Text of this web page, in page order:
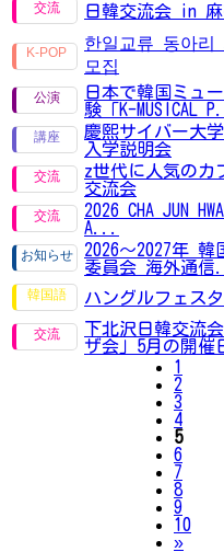
日韓交流会 in
한일교류 동아리
모집
日本で韓国ミュ
験「K-MUSICAL
慶熙サイバー大
入学説明会
z世代に人気のカ
交流会
2026 CHA JUN
A...
2026〜2027年 韓
委員会 海外通信
ハングルフェス
下北沢日韓交流
ザ会」5月の開催
1
2
3
4
5
6
7
8
9
10
»Next